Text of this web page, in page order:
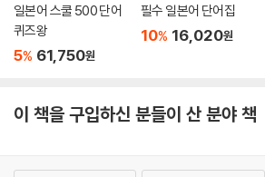
다 점점 높이 솟더니, 산 위 신사를 향해 아른아
사람이 있습니다.
--- p.101
일본어 스쿨 500 단어
퀴즈왕
5% 61,750원
필수 일본어 단어집
10% 16,020원
이 책을 구입하신 분들이 산 분야 책